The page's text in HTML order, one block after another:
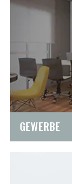
GEWERBE